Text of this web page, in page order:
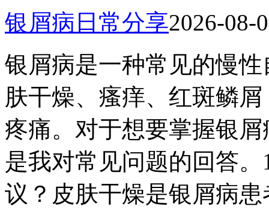
银屑病日常分享2026-08-
银屑病是一种常见的慢
肤干燥、瘙痒、红斑鳞
疼痛。对于想要掌握银
是我对常见问题的回答
议？皮肤干燥是银屑病